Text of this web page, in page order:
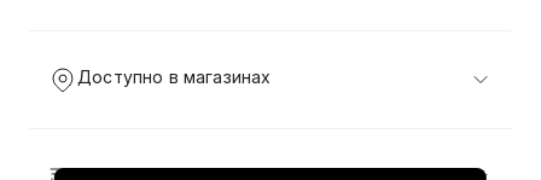
Доступно в магазинах
Доставка и возврат